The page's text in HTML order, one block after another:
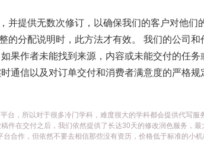
并提供无数次修订，以确保我们的客户对他们
的分配说明时，此方法才有效。 我们的公司和
果作者未能找到来源，内容或未能交付的任务
通信以及对订单交付和消费者满意度的严格规
台，所以对于很多冷门学科，难度很大的学科都会提供代写服
件在交付之后，我们依然提供了长达30天的修改润色服务，
合作，但依然不要去相信那些没有资历，价格低于标准的小